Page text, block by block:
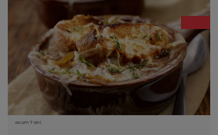
acum 7 ani